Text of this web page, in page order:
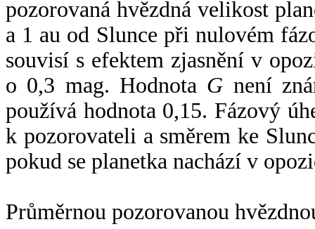
pozorovaná hvězdná velikost
a 1 au od Slunce při nulovém
souvisí s efektem zjasnění v
o 0,3 mag. Hodnota G není
používá hodnota 0,15. Fázový
k pozorovateli a směrem ke
pokud se planetka nachází v
Průměrnou pozorovanou